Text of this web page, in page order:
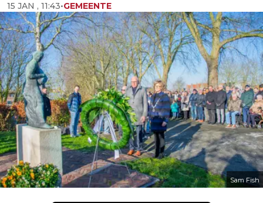
15 JAN , 11:43•GEMEENTE
Sam Fish